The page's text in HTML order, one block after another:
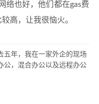
络也好，他们都在gas费
高，让我很恼火。
五年，我在一家外企的现场
公，混合办公以及远程办公